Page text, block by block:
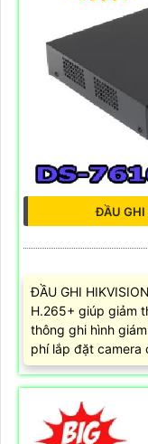
ĐẦU GHI
ĐẦU GHI
H.265+ giúp giảm
thông ghi hình
phí lắp đặt camera